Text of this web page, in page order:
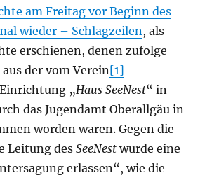
am Freitag vor Beginn des
wieder – Schlagzeilen, als
erschienen, denen zufolge
der vom Verein[1]
„Haus SeeNest“ in
das Jugendamt Oberallgäu in
worden waren. Gegen die
Leitung desSeeNest wurde eine
erlassen“, wie die